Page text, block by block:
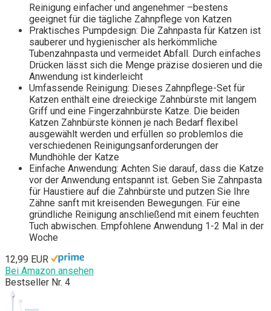
Reinigung einfacher und angenehmer –bestens
geeignet für die tägliche Zahnpflege von Katzen
Praktisches Pumpdesign: Die Zahnpasta für Katzen ist
sauberer und hygienischer als herkömmliche
Tubenzahnpasta und vermeidet Abfall. Durch einfaches
Drücken lässt sich die Menge präzise dosieren und die
Anwendung ist kinderleicht
Umfassende Reinigung: Dieses Zahnpflege-Set für
Katzen enthält eine dreieckige Zahnbürste mit langem
Griff und eine Fingerzahnbürste Katze. Die beiden
Katzen Zahnbürste können je nach Bedarf flexibel
ausgewählt werden und erfüllen so problemlos die
verschiedenen Reinigungsanforderungen der
Mundhöhle der Katze
Einfache Anwendung: Achten Sie darauf, dass die Katze
vor der Anwendung entspannt ist. Geben Sie Zahnpasta
für Haustiere auf die Zahnbürste und putzen Sie Ihre
Zähne sanft mit kreisenden Bewegungen. Für eine
gründliche Reinigung anschließend mit einem feuchten
Tuch abwischen. Empfohlene Anwendung 1-2 Mal in der
Woche
12,99 EUR
Bei Amazon ansehen
Bestseller Nr. 4